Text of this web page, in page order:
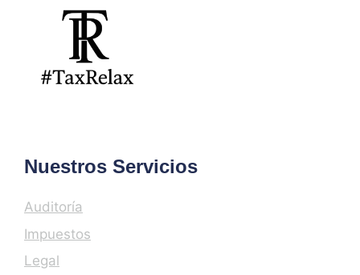
Nuestros Servicios
Auditoría
Impuestos
Legal